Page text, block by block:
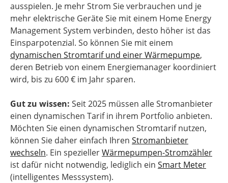
ausspielen. Je mehr Strom Sie verbrauchen und je
mehr elektrische Geräte Sie mit einem Home Energy
Management System verbinden, desto höher ist das
Einsparpotenzial. So können Sie mit einem
dynamischen Stromtarif und einer Wärmepumpe,
deren Betrieb von einem Energiemanager koordiniert
wird, bis zu 600 € im Jahr sparen.
Gut zu wissen: Seit 2025 müssen alle Stromanbieter
einen dynamischen Tarif in ihrem Portfolio anbieten.
Möchten Sie einen dynamischen Stromtarif nutzen,
können Sie daher einfach Ihren Stromanbieter
wechseln. Ein speziellerWärmepumpen-Stromzähler
ist dafür nicht notwendig, lediglich ein Smart Meter
(intelligentes Messsystem).